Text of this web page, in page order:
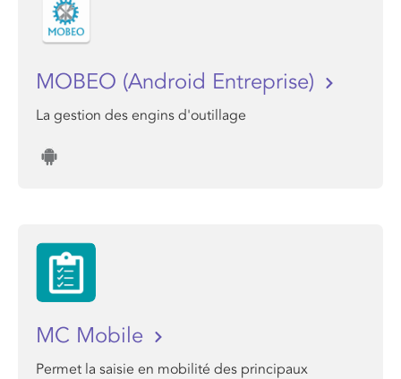
MOBEO (Android Entreprise)
La gestion des engins d'outillage
MC Mobile
Permet la saisie en mobilité des principaux